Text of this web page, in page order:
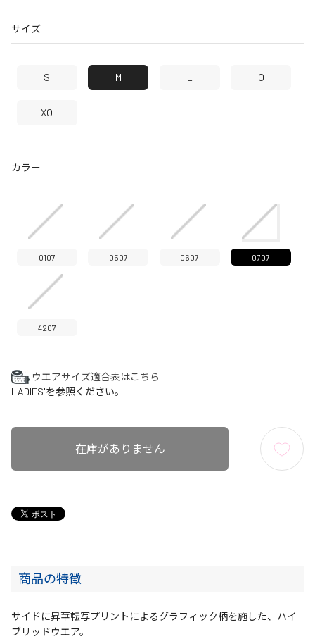
サイズ
S M L O
XO
カラー
0107 0507 0607 0707
4207
ウエアサイズ適合表はこちら
LADIES'を参照ください。
在庫がありません
商品の特徴
サイドに昇華転写プリントによるグラフィック柄を施した、ハイ
ブリッドウエア。